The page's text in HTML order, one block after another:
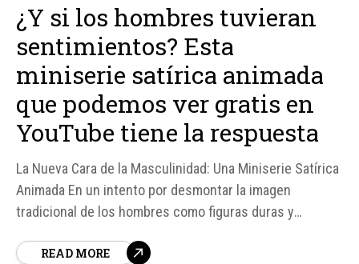
¿Y si los hombres tuvieran
sentimientos? Esta
miniserie satírica animada
que podemos ver gratis en
YouTube tiene la respuesta
La Nueva Cara de la Masculinidad: Una Miniserie Satírica
Animada En un intento por desmontar la imagen
tradicional de los hombres como figuras duras y
animada Finally, a Show About Men. ha llegado a YouTube
READ MORE